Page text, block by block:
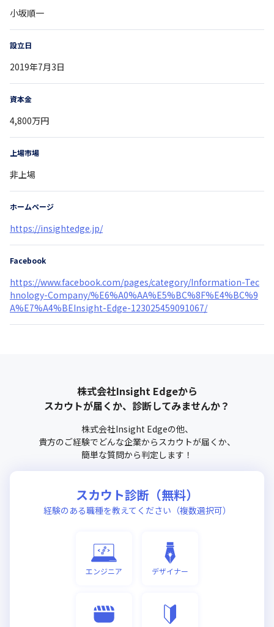
小坂順一
設立日
2019年7月3日
資本金
4,800万円
上場市場
非上場
ホームページ
https://insightedge.jp/
Facebook
https://www.facebook.com/pages/category/Information-Tec
hnology-Company/%E6%A0%AA%E5%BC%8F%E4%BC%9
A%E7%A4%BEInsight-Edge-123025459091067/
株式会社Insight Edgeから
スカウトが届くか、診断してみませんか？
株式会社Insight Edgeの他、
貴方のご経験でどんな企業からスカウトが届くか、
簡単な質問から判定します！
スカウト診断（無料）
経験のある職種を教えてください（複数選択可）
エンジニア デザイナー